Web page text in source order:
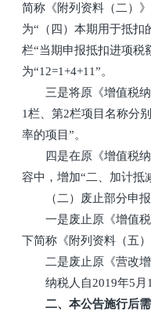
简称《附列资料（二）
为“（四）本期用于抵扣
栏“当期申报抵扣进项税
为“12=1+4+11”。
三是将原《增值税纳
1栏、第2栏项目名称分
率的项目”。
四是在原《增值税纳
容中，增加“二、加计抵
（二）废止部分申报
一是废止原《增值税
下简称《附列资料（五）
二是废止原《营改增
纳税人自2019年5月1
二、本公告施行后